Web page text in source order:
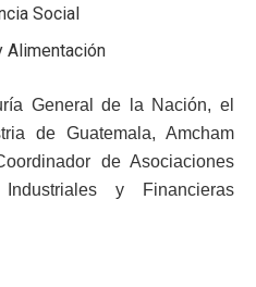
Social
Alimentación
General de la Nación, el
de Guatemala, Amcham
de Asociaciones
y Financieras